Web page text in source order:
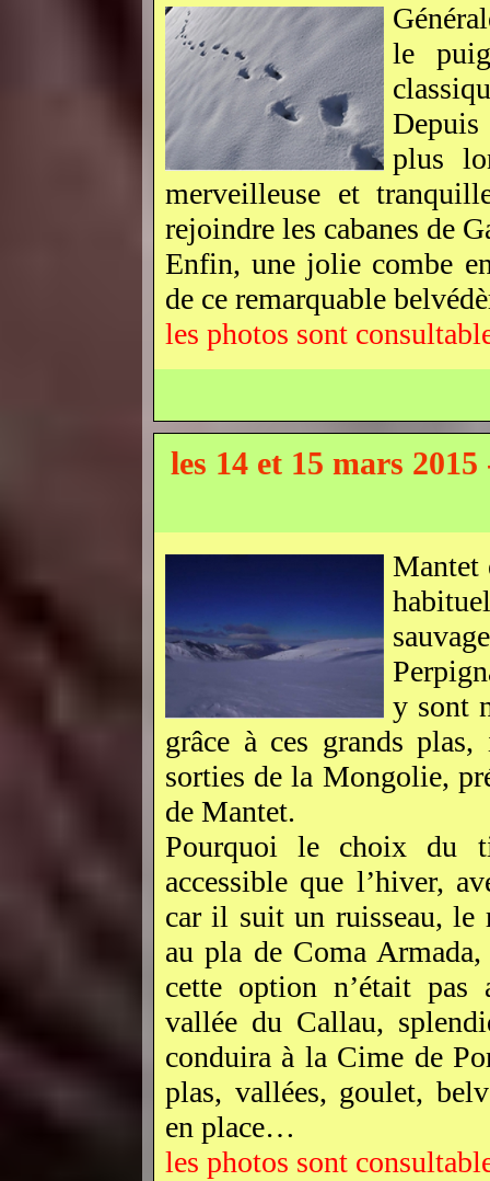
le
Depuis
plus
merveilleuse et
rejoindre les cabanes de
Enfin, une jolie combe
de ce remarquable
les photos sont
les 14 et 15 mars
Mantet
y sont
grâce à ces grands plas,
sorties de la Mongolie,
de Mantet.
Pourquoi le choix du
accessible que l’hiver,
car il suit un ruisseau, le
au pla de Coma
cette option n’était pas
vallée du Callau,
conduira à la Cime de
plas, vallées, goulet,
en place…
les photos sont